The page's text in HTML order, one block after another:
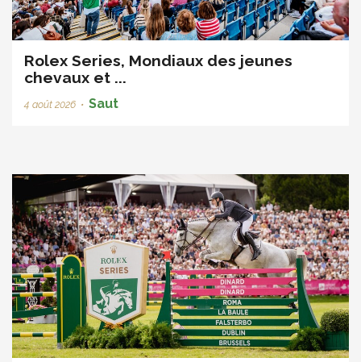
Rolex Series, Mondiaux des jeunes
chevaux et ...
4 août 2026 • Saut